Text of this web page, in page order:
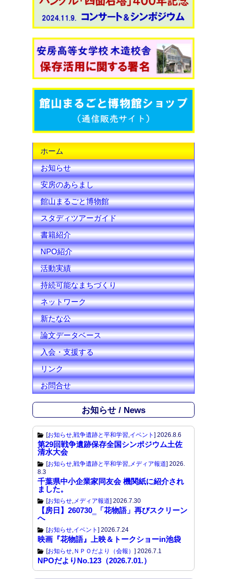
e
b
o
o
t
t
e
r
T
u
b
e
C
h
n
n
e
l
ホーム
お知らせ
安房のあらまし
館山まるごと博物館
スタディツアーガイド
書籍紹介
NPO紹介
活動実績
持続可能なまちづくり
ネットワーク
新たな公
論文データベース
入会・支援する
リンク
お問合せ
お知らせ / News
[お知らせ,戦争遺跡と平和学習,イベント ] 2026.8.6
第29回戦争遺跡保存全国シンポジウム土佐
清水大会
[お知らせ,戦争遺跡と平和学習,メディア報道] 2026.
8.3
千葉県中小企業家同友会 機関紙に紹介され
ました。
[お知らせ,メディア報道] 2026.7.30
【房日】260730‗「花物語」再びスクリーン
へ
[お知らせ,イベント ] 2026.7.24
映画『花物語』上映＆トークショーin池袋
[お知らせ,ＮＰＯだより（会報） ] 2026.7.1
NPOだよりNo.123（2026.7.01.）